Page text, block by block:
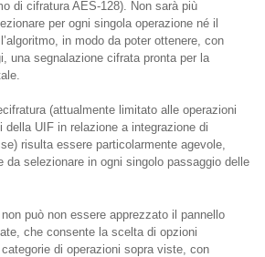
di cifratura AES-128). Non sarà più
per ogni singola operazione né il
in modo da poter ottenere, con
una segnalazione cifrata pronta per la
(attualmente limitato alle operazioni
della UIF in relazione a integrazione di
risulta essere particolarmente agevole,
da selezionare in ogni singolo passaggio delle
può non essere apprezzato il pannello
che consente la scelta di opzioni
di operazioni sopra viste, con